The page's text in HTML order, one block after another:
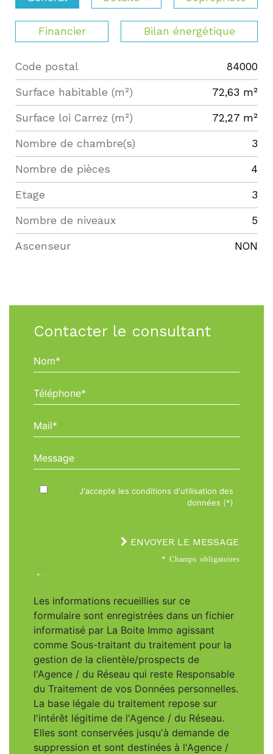
Financier Bilan énergétique
Label Value
Code postal 84000
Surface habitable (m²) 72,63 m²
Surface loi Carrez (m²) 72,27 m²
Nombre de chambre(s) 3
Nombre de pièces 4
Etage 3
Nombre de niveaux 5
Ascenseur NON
Contacter le consultant
Nom*
Téléphone*
Mail*
Message
J'accepte les conditions d'utilisation des
données (*)
ENVOYER LE MESSAGE
* Champs obligatoires
* :
Les informations recueillies sur ce
formulaire sont enregistrées dans un fichier
informatisé par La Boite Immo agissant
comme Sous-traitant du traitement pour la
gestion de la clientèle/prospects de
l'Agence / du Réseau qui reste Responsable
du Traitement de vos Données personnelles.
La base légale du traitement repose sur
l'intérêt légitime de l'Agence / du Réseau.
Elles sont conservées jusqu'à demande de
suppression et sont destinées à l'Agence /